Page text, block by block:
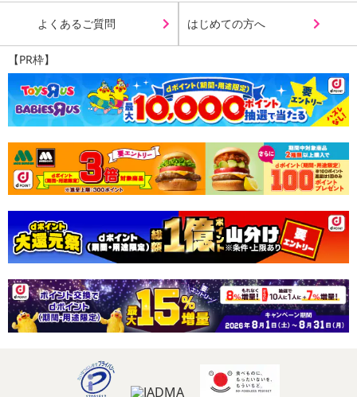
※d払い、PayPay、au PAY、au PAY（auかんたん決済）、ソフトバ
Payでお支払いの場合、決済のため外部サイトへ遷移します。
※予約商品は決済手段ごとに定められた決済期限日にお支払いを完
了することがございます。ご了承いただいたうえでお申し込みくだ
さい。
【配送伝票番号について】
※配送形態がメール便の商品については、商品の発送完了後、配送
伝票番号がマイページに表示されない場合もございます。
【配送日時の指定について】
※配送日時の指定が可能な商品の場合、商品によってご指定できる
配送日、配送時間が異なる可能性がございます。
カート機能をご利用の場合は、配送日時指定をご利用いただけませ
ん。
よくあるご質問 はじめての方へ
【PR枠】